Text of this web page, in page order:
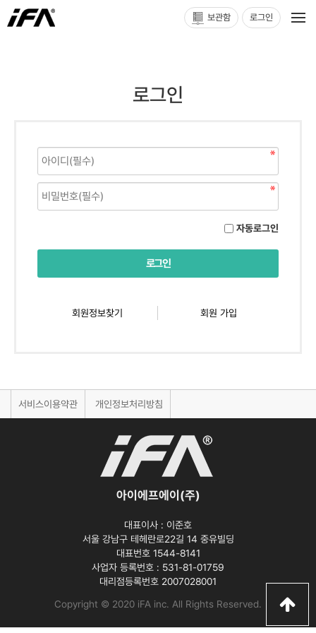
보관함 로그인
로그인
자동로그인
회원정보찾기 회원 가입
서비스이용약관 개인정보처리방침
아이에프에이(주)
대표이사 : 이준호
서울 강남구 테헤란로22길 14 중유빌딩
대표번호 1544-8141
사업자 등록번호 : 531-81-01759
대리점등록번호 2007028001
Copyright © 2020 iFA inc. All Rights Reserved.